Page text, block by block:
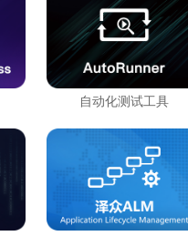
自动化测试工具